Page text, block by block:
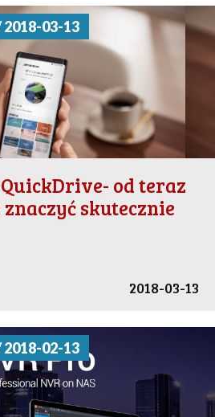
2018-03-13
od teraz
skutecznie
2018-03-13
2018-02-13